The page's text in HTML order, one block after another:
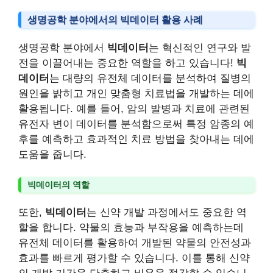
생명공학 분야에서의 빅데이터 활용 사례
생명공학 분야에서 빅데이터 는 혁신적인 연구와 발
전을 이끌어내는 중요한 역할을 하고 있습니다! 빅
데이터 는 대량의 유전체 데이터를 분석하여 질병의
원인을 밝히고 개인 맞춤형 치료법을 개발하는 데에
활용됩니다. 예를 들어, 암의 발병과 치료에 관련된
유전자 변이 데이터를 분석함으로써 특정 암종의 예
후를 예측하고 효과적인 치료 방법을 찾아내는 데에
도움을 줍니다.
빅데이터의 역할
또한, 빅데이터 는 신약 개발 과정에서도 중요한 역
할을 합니다. 약물의 효능과 부작용을 예측하는데
유전체 데이터를 활용하여 개발된 약물의 안전성과
효과를 빠르게 평가할 수 있습니다. 이를 통해 신약